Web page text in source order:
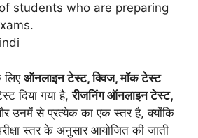
students who are preparing
लिए ऑनलाइन टेस्ट, क्विज, मॉक टेस्ट
दिया गया है,रीजनिंग ऑनलाइन टेस्ट,
उनमें से प्रत्येक का एक स्तर है, क्योंकि
परीक्षा स्तर के अनुसार आयोजित की जाती